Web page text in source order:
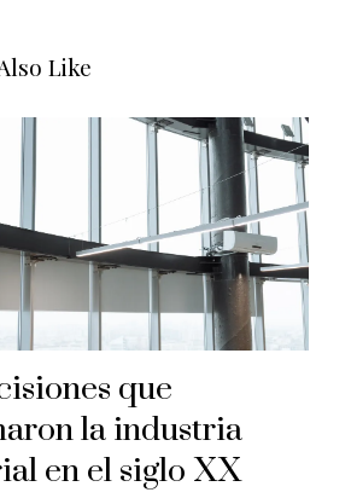
Like
que
la industria
en el siglo XX